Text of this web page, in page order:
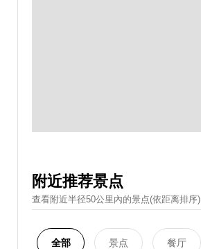
附近推荐景点
查看附近半径50公里內的景点(依距离排序)
全部 景点 餐厅